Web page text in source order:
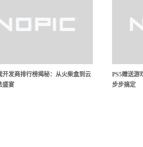
开发商排行榜揭秘：从火柴盒到云
盛宴
PS5赠送游
步步搞定